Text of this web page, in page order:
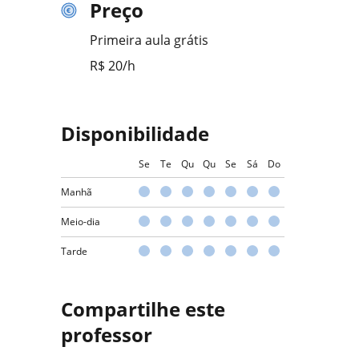
Preço
Primeira aula grátis
R$ 20/h
Disponibilidade
Se Te Qu Qu Se Sá Do
Manhã
Meio-dia
Tarde
Compartilhe este
professor